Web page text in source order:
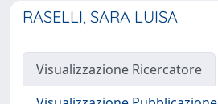
RASELLI, SARA LUISA
Visualizzazione Ricercatore